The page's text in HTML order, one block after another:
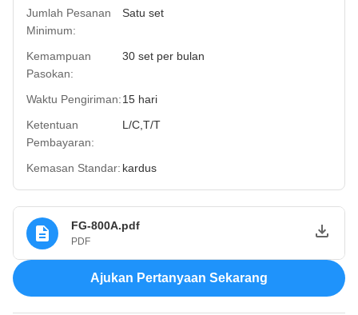
Jumlah Pesanan
Minimum:
Satu set
Kemampuan
Pasokan:
30 set per bulan
Waktu Pengiriman:15 hari
Ketentuan
Pembayaran:
L/C,T/T
Kemasan Standar: kardus
FG-800A.pdf
PDF
Ajukan Pertanyaan Sekarang